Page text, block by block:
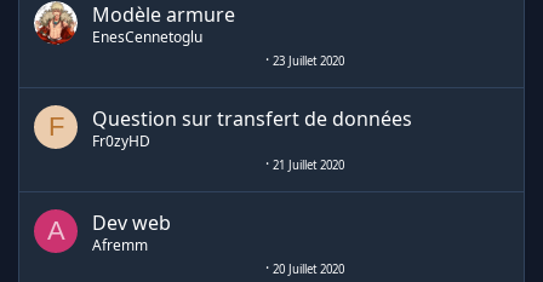
Modèle armure
EnesCennetoglu
23 Juillet 2020
F Question sur transfert de données
Fr0zyHD
21 Juillet 2020
A Dev web
Afremm
20 Juillet 2020